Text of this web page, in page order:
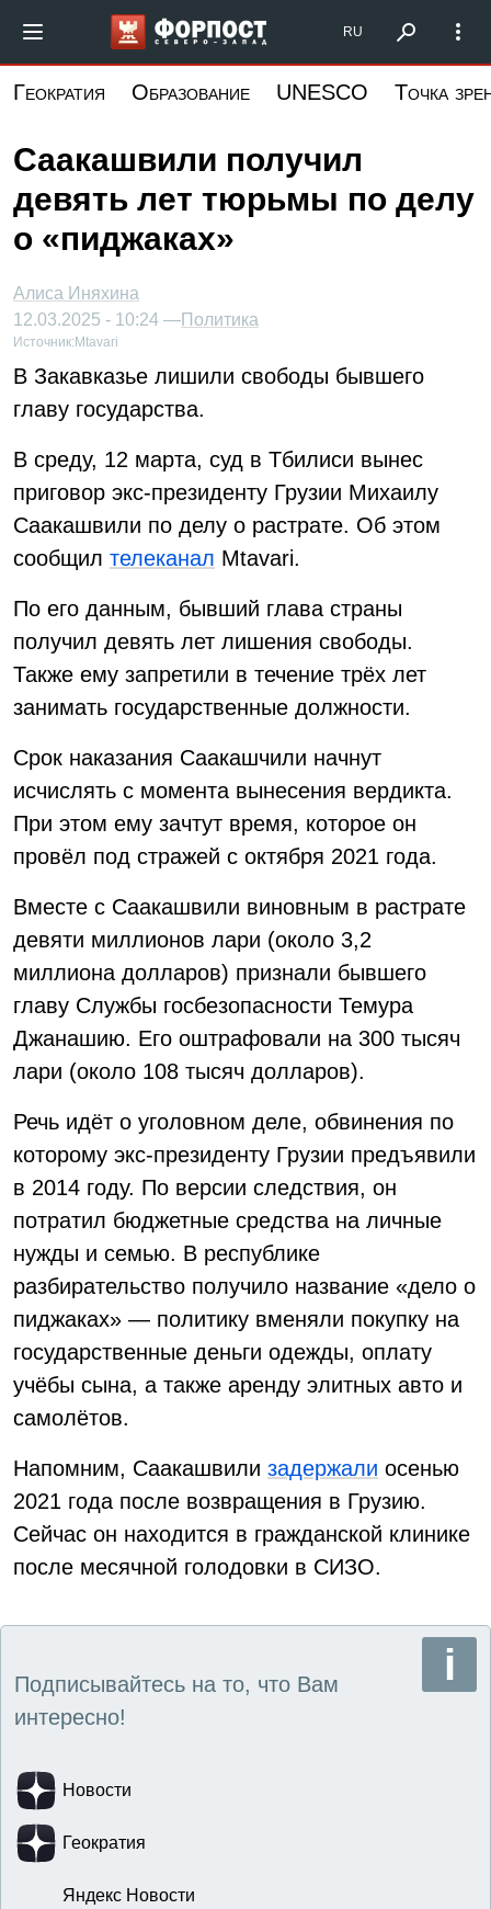
основному
Форпост Северо-Запад
RU
Геократия Образование UNESCO Точка
Саакашвили получил
девять лет тюрьмы по делу
о «пиджаках»
Алиса Иняхина
12.03.2025 - 10:24 —Политика
Источник: Mtavari
В Закавказье лишили свободы бывшего
главу государства.
В среду, 12 марта, суд в Тбилиси вынес
приговор экс-президенту Грузии Михаилу
Саакашвили по делу о растрате. Об этом
сообщил телеканал Mtavari.
По его данным, бывший глава страны
получил девять лет лишения свободы.
Также ему запретили в течение трёх лет
занимать государственные должности.
Срок наказания Саакашчили начнут
исчислять с момента вынесения вердикта.
При этом ему зачтут время, которое он
провёл под стражей с октября 2021 года.
Вместе с Саакашвили виновным в растрате
девяти миллионов лари (около 3,2
миллиона долларов) признали бывшего
главу Службы госбезопасности Темура
Джанашию. Его оштрафовали на 300 тысяч
лари (около 108 тысяч долларов).
Речь идёт о уголовном деле, обвинения по
которому экс-президенту Грузии предъявили
в 2014 году. По версии следствия, он
потратил бюджетные средства на личные
нужды и семью. В республике
разбирательство получило название «дело о
пиджаках» — политику вменяли покупку на
государственные деньги одежды, оплату
учёбы сына, а также аренду элитных авто и
самолётов.
Напомним, Саакашвили задержали осенью
2021 года после возвращения в Грузию.
Сейчас он находится в гражданской клинике
после месячной голодовки в СИЗО.
Подписывайтесь на то, что Вам
интересно!
Новости
Геократия
Яндекс Новости